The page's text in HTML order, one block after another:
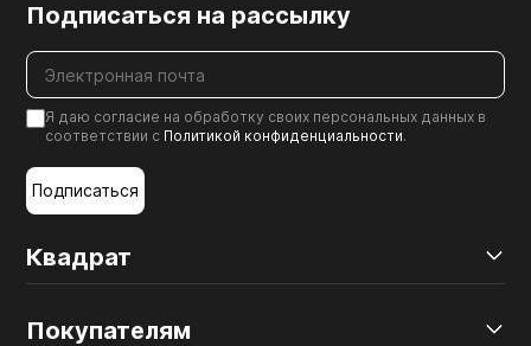
Квадрат
Покупателям
Подписаться на рассылку
Я даю согласие на обработку своих персональных данных в
соответствии с Политикой конфиденциальности.
Подписаться